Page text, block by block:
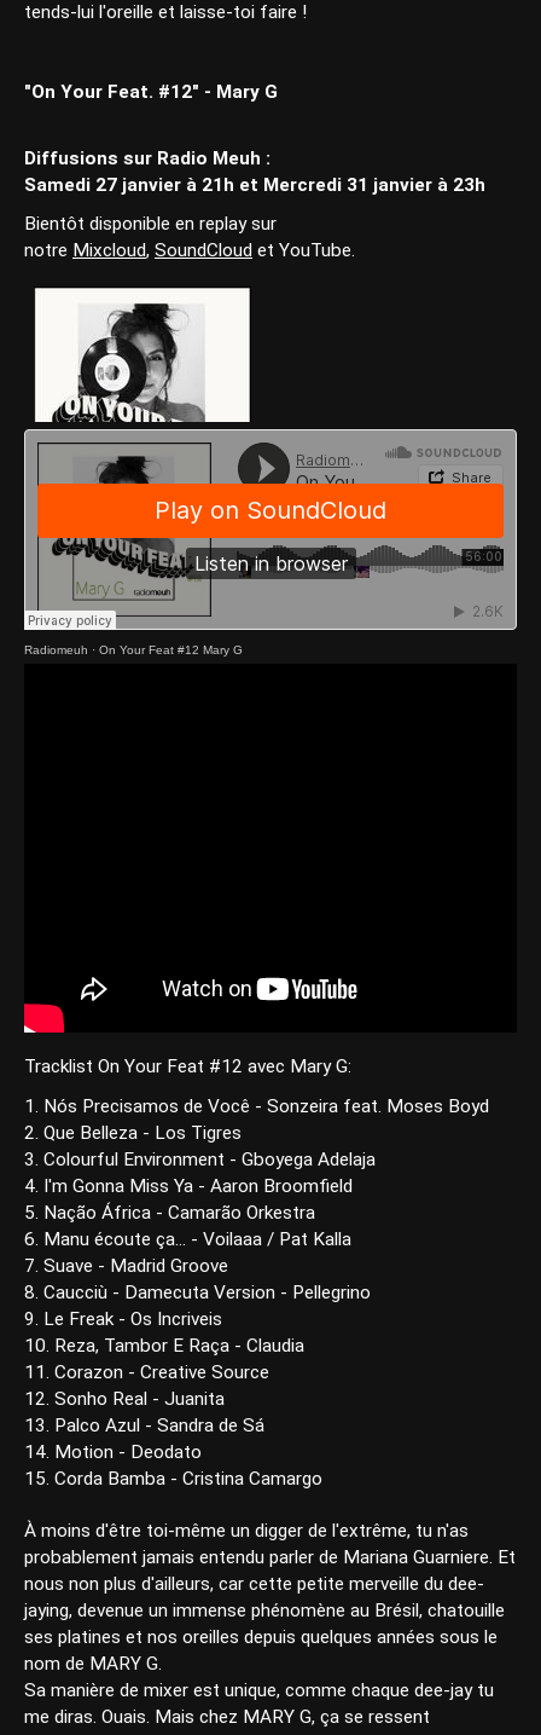
tends-lui l'oreille et laisse-toi faire !
"On Your Feat. #12" - Mary G
Diffusions sur Radio Meuh :
Samedi 27 janvier à 21h et Mercredi 31 janvier à 23h
Bientôt disponible en replay sur
notre Mixcloud, SoundCloud et YouTube.
Radiomeuh · On Your Feat #12 Mary G
Tracklist On Your Feat #12 avec Mary G:
1. Nós Precisamos de Você - Sonzeira feat. Moses Boyd
2. Que Belleza - Los Tigres
3. Colourful Environment - Gboyega Adelaja
4. I'm Gonna Miss Ya - Aaron Broomfield
5. Nação África - Camarão Orkestra
6. Manu écoute ça... - Voilaaa / Pat Kalla
7. Suave - Madrid Groove
8. Caucciù - Damecuta Version - Pellegrino
9. Le Freak - Os Incriveis
10. Reza, Tambor E Raça - Claudia
11. Corazon - Creative Source
12. Sonho Real - Juanita
13. Palco Azul - Sandra de Sá
14. Motion - Deodato
15. Corda Bamba - Cristina Camargo
À moins d'être toi-même un digger de l'extrême, tu n'as
probablement jamais entendu parler de Mariana Guarniere. Et
nous non plus d'ailleurs, car cette petite merveille du dee-
jaying, devenue un immense phénomène au Brésil, chatouille
ses platines et nos oreilles depuis quelques années sous le
nom de MARY G.
Sa manière de mixer est unique, comme chaque dee-jay tu
me diras. Ouais. Mais chez MARY G, ça se ressent